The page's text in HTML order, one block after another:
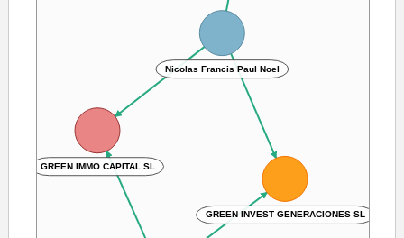
GREEN IMMO CAPITAL SL
Nicolas Francis Paul Noel
GREEN INVEST GENERACIONES SL